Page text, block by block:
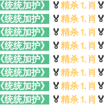
《统统加护》 🏅精杀⒈肖
《统统加护》 🏅精杀⒈肖
《统统加护》 🏅精杀⒈肖
《统统加护》 🏅精杀⒈肖
《统统加护》 🏅精杀⒈肖
《统统加护》 🏅精杀⒈肖
《统统加护》 🏅精杀⒈肖
《统统加护》 🏅精杀⒈肖